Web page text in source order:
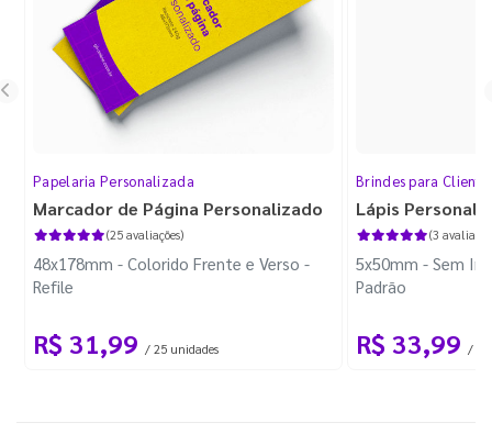
Papelaria Personalizada
Marcador de Página Personalizado
(25 avaliações)
48x178mm - Colorido Frente e Verso -
Refile
R$ 31,99 / 25 unidades
Brindes para
Lápis
(3
5x50mm - Sem
Padrão
R$ 33,99 / 10